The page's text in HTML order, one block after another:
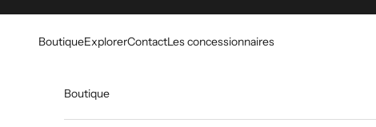
BoutiqueExplorerContactLes concessionnaires
Boutique